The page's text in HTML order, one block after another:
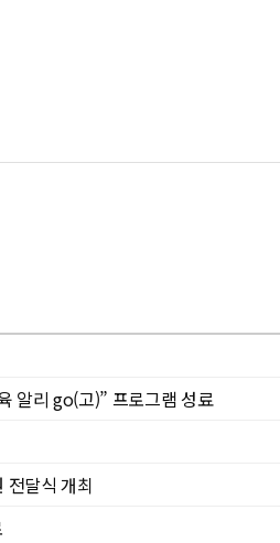
알리 go(고)” 프로그램 성료
전달식 개최